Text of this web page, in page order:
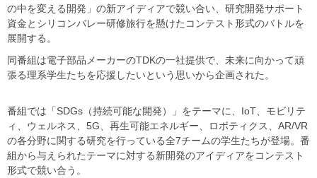
の中を変える開発」の新アイディアで競い合い、研究開発サポート
資金とシリコンバレー研修旅行を懸けたコンテスト形式のバトルを
展開する。
同番組は電子部品メーカーのTDKの一社提供で、未来に向かって頑
張る理系学生たちを応援したいという思いから企画された。
番組では「SDGs（持続可能な開発）」をテーマに、IoT、モビリテ
ィ、ウェルネス、5G、再生可能エネルギー、ロボティクス、AR/VR
の各分野に関する研究を行っている全7チームの学生たちが登場。番
組から与えられたテーマに対する新開発のアイディアをコンテスト
形式で競い合う。